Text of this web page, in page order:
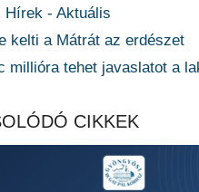
Hírek - Aktuális
kelti a Mátrát az erdészet
millióra tehet javaslatot a
CIKKEK